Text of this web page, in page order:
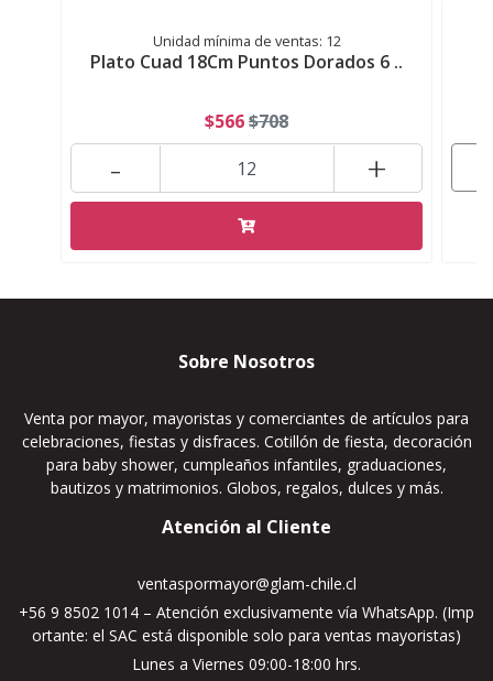
Unidad mínima de ventas: 12
Plato Cuad 18Cm Puntos Dorados 6 ..
$566$708
+
-
Sobre Nosotros
Venta por mayor, mayoristas y comerciantes de artículos para
celebraciones, fiestas y disfraces. Cotillón de fiesta, decoración
para baby shower, cumpleaños infantiles, graduaciones,
bautizos y matrimonios. Globos, regalos, dulces y más.
Atención al Cliente
ventaspormayor@glam-chile.cl
+56 9 8502 1014 – Atención exclusivamente vía WhatsApp. (Imp
ortante: el SAC está disponible solo para ventas mayoristas)
Lunes a Viernes 09:00-18:00 hrs.